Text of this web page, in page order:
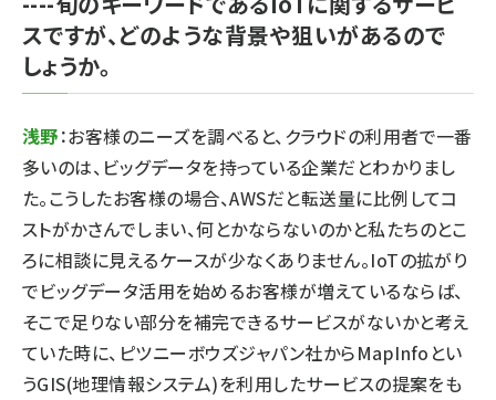
スですが、どのような背景や狙いがあるので
しょうか。
浅野：お客様のニーズを調べると、クラウドの利用者で一番
多いのは、ビッグデータを持っている企業だとわかりまし
た。こうしたお客様の場合、AWSだと転送量に比例してコ
ストがかさんでしまい、何とかならないのかと私たちのとこ
ろに相談に見えるケースが少なくありません。IoTの拡がり
でビッグデータ活用を始めるお客様が増えているならば、
そこで足りない部分を補完できるサービスがないかと考え
ていた時に、ピツニーボウズジャパン社からMapInfoとい
うGIS(地理情報システム)を利用したサービスの提案をも